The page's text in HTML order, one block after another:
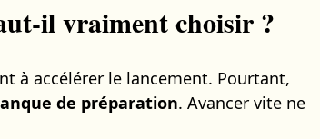
il vraiment choisir ?
à accélérer le lancement. Pourtant,
de préparation. Avancer vite ne